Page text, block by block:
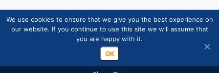
Copyright © Suomen Rotarypalvelu ry 2026 |
Jäsentietojärjestelmän tietosuojaseloste|Henkilötietojen
käsittely Rotarytoiminnassa
We use cookies to ensure that we give you the best experience on
our website. If you continue to use this site we will assume that
you are happy with it.
OK